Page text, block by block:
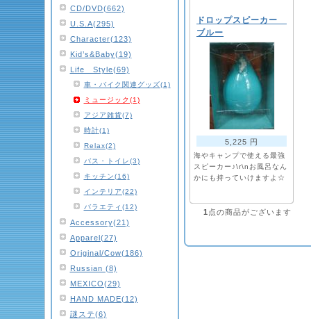
CD/DVD(662)
U.S.A(295)
Character(123)
Kid’s&Baby(19)
Life Style(69)
車・バイク関連グッズ(1)
ミュージック(1)
アジア雑貨(7)
時計(1)
Relax(2)
バス・トイレ(3)
キッチン(16)
インテリア(22)
バラエティ(12)
Accessory(21)
Apparel(27)
Original/Cow(186)
Russian (8)
MEXICO(29)
HAND MADE(12)
謎ステ(6)
ドロップスピーカー
ブルー
5,225 円
海やキャンプで使える最強
スピーカー♪\r\nお風呂なん
かにも持っていけますよ☆
1 点の商品がございます